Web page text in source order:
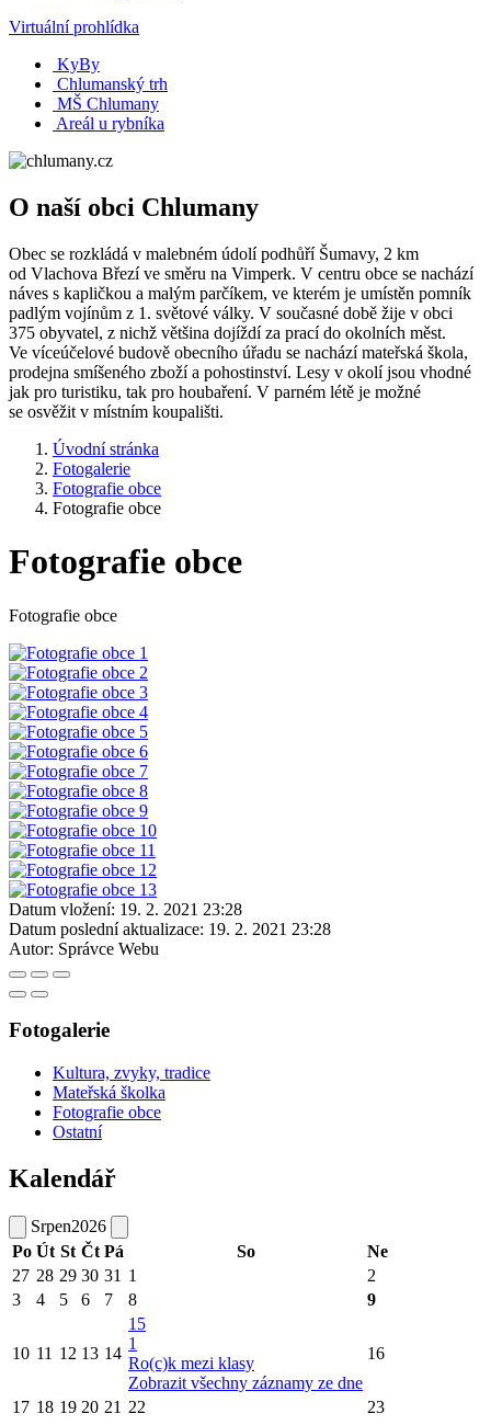
Virtuální prohlídka
KyBy
Chlumanský trh
MŠ Chlumany
Areál u rybníka
O naší obci Chlumany
Obec se rozkládá v malebném údolí podhůří Šumavy, 2 km
od Vlachova Březí ve směru na Vimperk. V centru obce se nachází
náves s kapličkou a malým parčíkem, ve kterém je umístěn pomník
padlým vojínům z 1. světové války. V současné době žije v obci
375 obyvatel, z nichž většina dojíždí za prací do okolních měst.
Ve víceúčelové budově obecního úřadu se nachází mateřská škola,
prodejna smíšeného zboží a pohostinství. Lesy v okolí jsou vhodné
jak pro turistiku, tak pro houbaření. V parném létě je možné
se osvěžit v místním koupališti.
Úvodní stránka
Fotogalerie
Fotografie obce
Fotografie obce
Fotografie obce
Fotografie obce
Datum vložení: 19. 2. 2021 23:28
Datum poslední aktualizace: 19. 2. 2021 23:28
Autor: Správce Webu
Fotogalerie
Kultura, zvyky, tradice
Mateřská školka
Fotografie obce
Ostatní
Kalendář
Srpen2026
Po Út St Čt Pá So
Ne
27 28 29 30 31 1
2
3
4 5 6 7 8 9
10 11 12 13 14
15
1
Ro(c)k mezi klasy
Zobrazit všechny záznamy ze dne
16
17 18 19 20 21 22
23